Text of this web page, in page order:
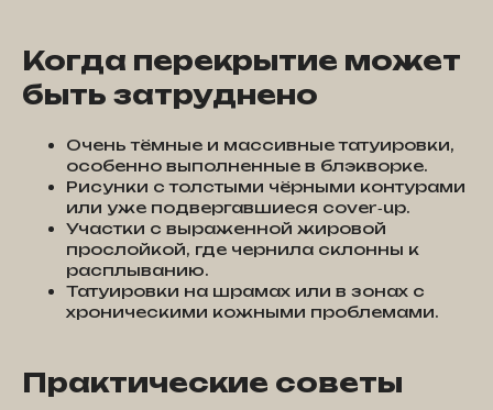
Когда перекрытие может
быть затруднено
Очень тёмные и массивные татуировки,
особенно выполненные в блэкворке.
Рисунки с толстыми чёрными контурами
или уже подвергавшиеся cover‑up.
Участки с выраженной жировой
прослойкой, где чернила склонны к
расплыванию.
Татуировки на шрамах или в зонах с
хроническими кожными проблемами.
Практические советы